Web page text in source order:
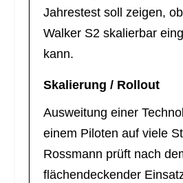
Jahrestest soll zeigen,
Walker S2 skalierbar
kann.
Skalierung / Rollout
Ausweitung einer
einem Piloten auf viele
Rossmann prüft nach
flächendeckender